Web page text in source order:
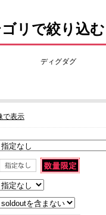
リで絞り込む
ディグダグ
で表示